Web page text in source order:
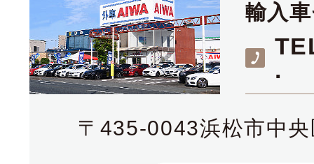
輸入
〒435-0043浜松市中
.